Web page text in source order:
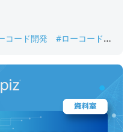
コード開発
#ローコード開